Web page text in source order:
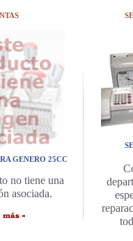
GENERO 25CC
no tiene una
asociada.